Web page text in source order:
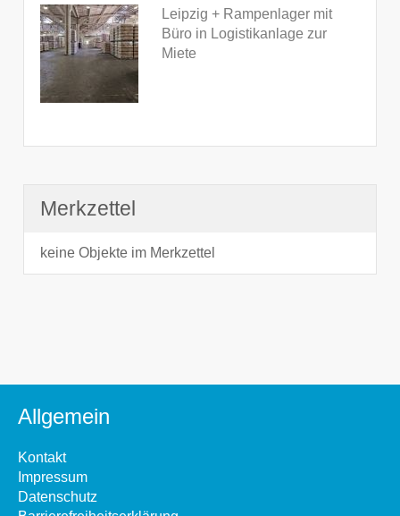
Leipzig + Rampenlager mit
Büro in Logistikanlage zur
Miete
Merkzettel
keine Objekte im Merkzettel
Allgemein
Kontakt
Impressum
Datenschutz